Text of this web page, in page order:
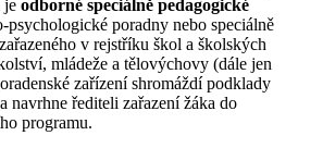
je odborné speciálně pedagogické
psychologické poradny nebo speciálně
v rejstříku škol a školských
mládeže a tělovýchovy (dále jen
zařízení shromáždí podklady
navrhne řediteli zařazení žáka do
programu.